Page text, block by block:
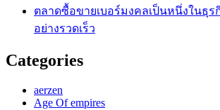
ตลาดซื้อขายเบอร์มงคลเป็นหนึ่งในธุร
อย่างรวดเร็ว
Categories
aerzen
Age Of empires